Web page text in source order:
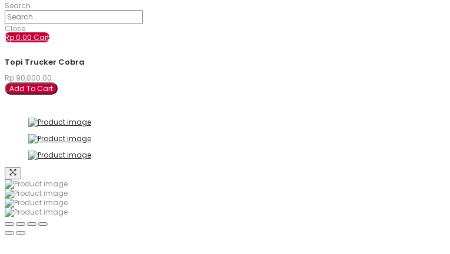
Search
Close
Rp0.00 Cart
Topi Trucker Cobra
Rp 90,000.00
Add To Cart